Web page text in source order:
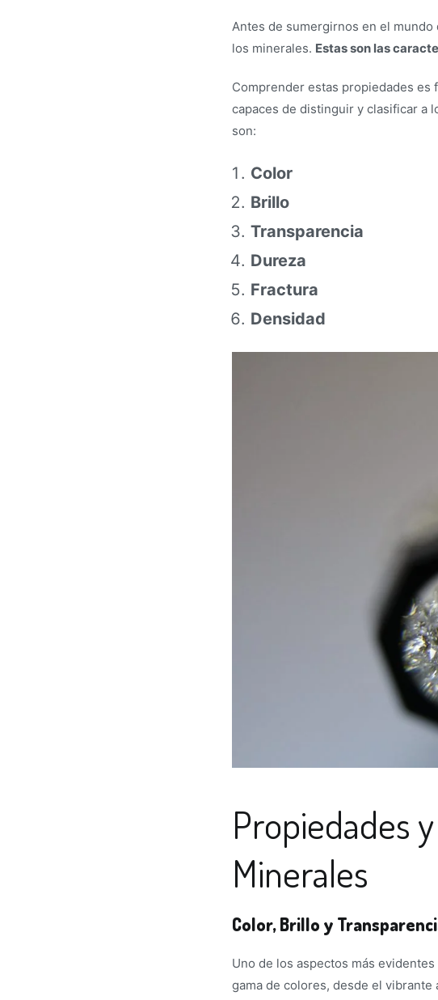
Antes de sumergirnos en el
los minerales. Estas son las
Comprender estas propiedades es
capaces de distinguir y clasificar a
son:
Color
Brillo
Transparencia
Dureza
Fractura
Densidad
Propiedades
Minerales
Color, Brillo y
Uno de los aspectos más
gama de colores, desde el